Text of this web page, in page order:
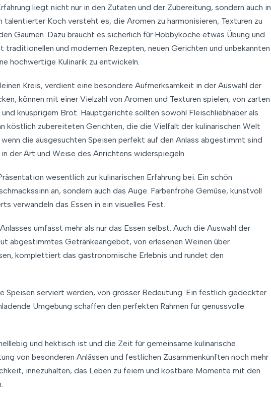
liegt nicht nur in den Zutaten und der Zubereitung, sondern auch in
Koch versteht es, die Aromen zu harmonisieren, Texturen zu
Gaumen. Dazu braucht es sicherlich für Hobbyköche etwas Übung und
traditionellen und modernen Rezepten, neuen Gerichten und unbekannten
hochwertige Kulinarik zu entwickeln.
Kreis, verdient eine besondere Aufmerksamkeit in der Auswahl der
können mit einer Vielzahl von Aromen und Texturen spielen, von zarten
knusprigem Brot. Hauptgerichte sollten sowohl Fleischliebhaber als
köstlich zubereiteten Gerichten, die die Vielfalt der kulinarischen Welt
die ausgesuchten Speisen perfekt auf den Anlass abgestimmt sind
der Art und Weise des Anrichtens widerspiegeln.
wesentlich zur kulinarischen Erfahrung bei. Ein schön
an, sondern auch das Auge. Farbenfrohe Gemüse, kunstvoll
verwandeln das Essen in ein visuelles Fest.
umfasst mehr als nur das Essen selbst. Auch die Auswahl der
abgestimmtes Getränkeangebot, von erlesenen Weinen über
komplettiert das gastronomische Erlebnis und rundet den
Speisen serviert werden, von grosser Bedeutung. Ein festlich gedeckter
Umgebung schaffen den perfekten Rahmen für genussvolle
und hektisch ist und die Zeit für gemeinsame kulinarische
von besonderen Anlässen und festlichen Zusammenkünften noch mehr
innezuhalten, das Leben zu feiern und kostbare Momente mit den